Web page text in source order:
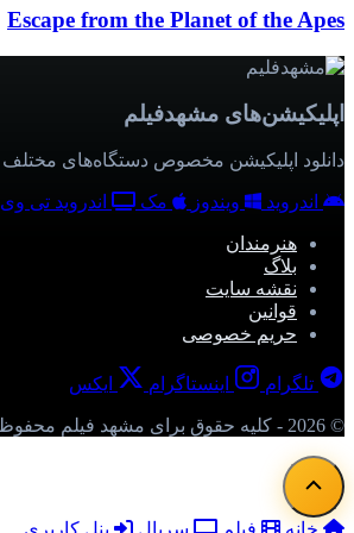
Escape from the Planet of the Apes
اپلیکیشن‌های مشهدفیلم
دانلود اپلیکیشن مخصوص دستگاه‌های مختلف
اندروید ویندوز مک اندروید تی وی
هنرمندان
بلاگ
نقشه سایت
قوانین
حریم خصوصی
تلگرام اینستاگرام ایکس
© 2026 - کلیه حقوق برای مشهد فیلم محفوظ است